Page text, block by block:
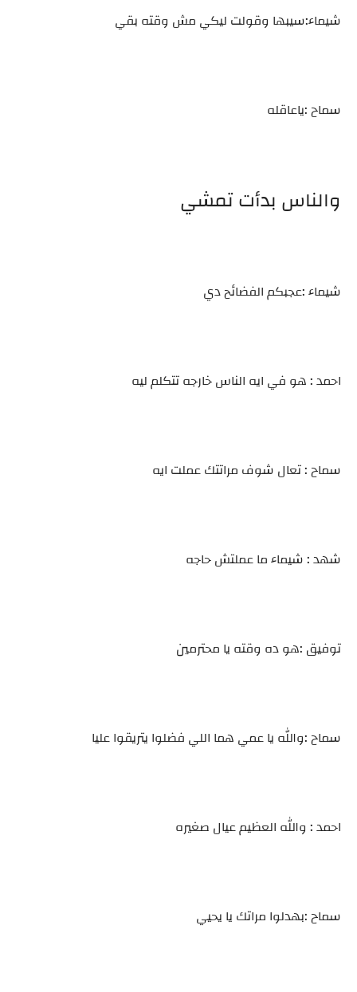
شيماء:سيبها وقولت ليكي مش وقته بقي
سماح :ياعاقله
والناس بدأت تمشي
شيماء :عجبكم الفضائح دي
احمد : هو في ايه الناس خارجه تتكلم ليه
سماح : تعال شوف مراتتك عملت ايه
شهد : شيماء ما عملتش حاجه
توفيق :هو ده وقته يا محترمين
سماح :والله يا عمي هما اللي فضلوا يتريقوا عليا
احمد : والله العظيم عيال صغيره
سماح :بهدلوا مراتك يا يحيي